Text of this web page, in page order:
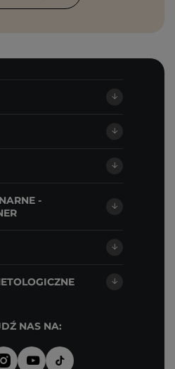
-
NAS NA: